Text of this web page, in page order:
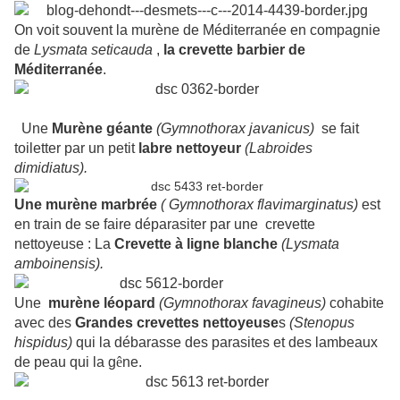
On voit souvent la murène de Méditerranée en compagnie
de Lysmata seticauda , la crevette barbier de
Méditerranée.
Une Murène géante (Gymnothorax javanicus) se fait
toiletter par un petit labre nettoyeur (Labroides
dimidiatus).
Une murène marbrée (Gymnothorax flavimarginatus) est
en train de se faire déparasiter par une crevette
nettoyeuse : La Crevette à ligne blanche (Lysmata
amboinensis).
Une murène léopard (Gymnothorax favagineus) cohabite
avec des Grandes crevettes nettoyeuses (Stenopus
hispidus) qui la débarasse des parasites et des lambeaux
de peau qui la gêne.